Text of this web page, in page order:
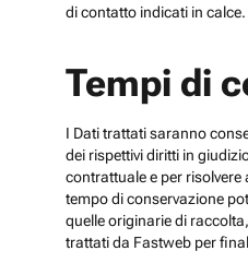
di contatto indicati in calce.
Tempi di
I Dati trattati saranno
dei rispettivi diritti in
contrattuale e per risolvere
tempo di conservazione
quelle originarie di
trattati da Fastweb per